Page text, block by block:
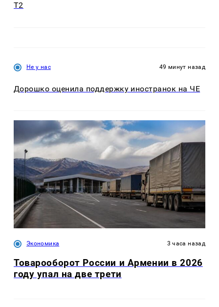
T2
Не у нас 49 минут назад
Дорошко оценила поддержку иностранок на ЧЕ
Экономика 3 часа назад
Товарооборот России и Армении в 2026
году упал на две трети